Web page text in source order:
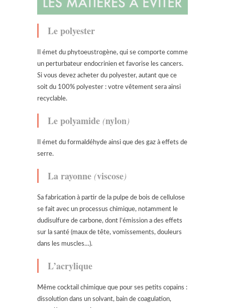
Le polyester
Il émet du phytoeustrogène, qui se comporte comme
un perturbateur endocrinien et favorise les cancers.
Si vous devez acheter du polyester, autant que ce
soit du 100% polyester : votre vêtement sera ainsi
recyclable.
Le polyamide (nylon)
Il émet du formaldéhyde ainsi que des gaz à effets de
serre.
La rayonne (viscose)
Sa fabrication à partir de la pulpe de bois de cellulose
se fait avec un processus chimique, notamment le
dudisulfure de carbone, dont l’émission a des effets
sur la santé (maux de tête, vomissements, douleurs
dans les muscles…).
L’acrylique
Même cocktail chimique que pour ses petits copains :
dissolution dans un solvant, bain de coagulation,